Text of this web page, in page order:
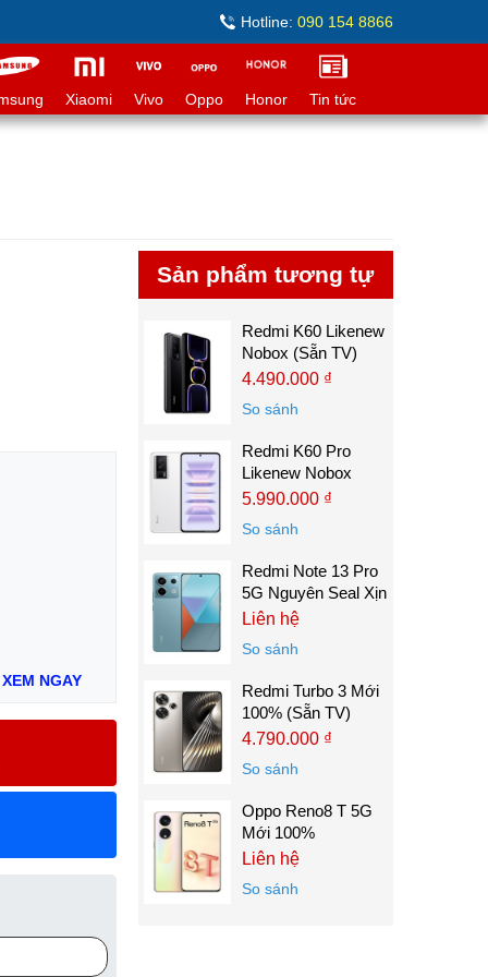
Hotline: 090 154 8866
Xiaomi Vivo Oppo Honor Tin tức
XEM NGAY
Sản phẩm tương tự
Redmi K60 Likenew
Nobox (Sẵn TV)
4.490.000 ₫
So sánh
Redmi K60 Pro
Likenew Nobox
5.990.000 ₫
So sánh
Redmi Note 13 Pro
5G Nguyên Seal Xịn
Liên hệ
So sánh
Redmi Turbo 3 Mới
100% (Sẵn TV)
4.790.000 ₫
So sánh
Oppo Reno8 T 5G
Mới 100%
Liên hệ
So sánh